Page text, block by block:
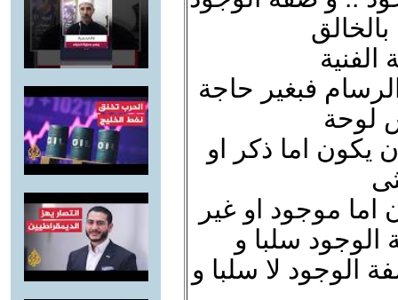
فبغير حاجة
لوحة
يكون اما ذكر او
موجود او غير
سلبا و
الوجود لا سلبا و